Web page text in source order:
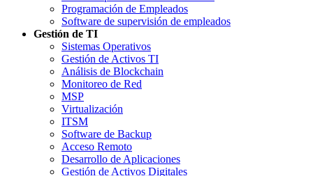
Programación de Empleados
Software de supervisión de empleados
Gestión de TI
Sistemas Operativos
Gestión de Activos TI
Análisis de Blockchain
Monitoreo de Red
MSP
Virtualización
ITSM
Software de Backup
Acceso Remoto
Desarrollo de Aplicaciones
Gestión de Activos Digitales